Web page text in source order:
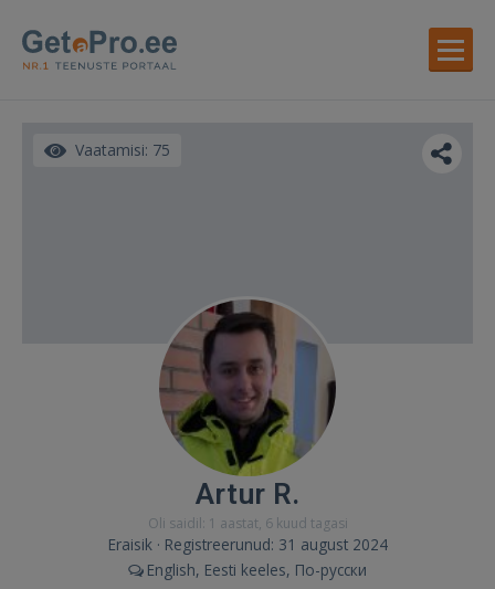
Vaatamisi: 75
Artur R.
Oli saidil: 1 aastat, 6 kuud tagasi
Eraisik · Registreerunud: 31 august 2024
English, Eesti keeles, По-русски